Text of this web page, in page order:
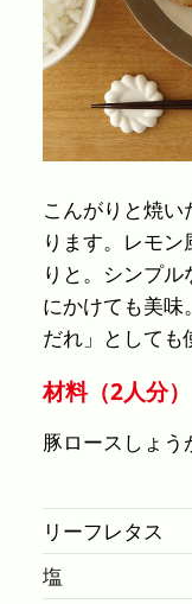
こんがりと焼
ります。レモ
りと。シンプ
にかけても美味
だれ」としても
材料（2人分）
豚ロースしょう
リーフレタス
塩